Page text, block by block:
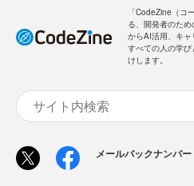
「CodeZine（コ
る、開発者のた
からAI活用、キ
すべての人の学
けします。
メールバックナンバー